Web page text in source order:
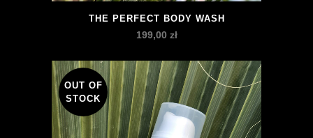
THE PERFECT BODY WASH
199,00 zł
OUT OF
STOCK